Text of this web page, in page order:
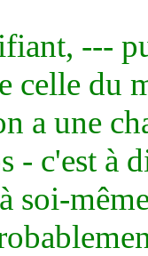
---
celle du
a une
- c'est à
soi-